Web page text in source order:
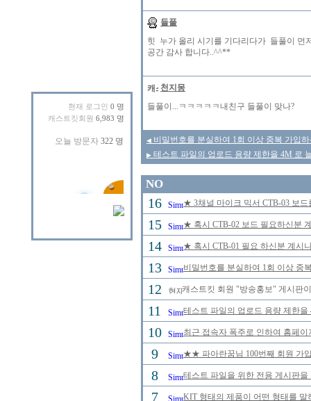
현재 로그인 0 명
캐스트킷회원 6,983 명
들풀
힛 누가 올리 시기를 기다리다가 들풀이 먼
공간 감사 합니다..^^**
천지몽
들풀이...ㅋㅋㅋㅋㅋ내친구 들풀이 맞나?
◀ 비밀번호를 분실하여 1회 이상 중복 가입
▶ 테스트 파일의 업로드 용량 제한을 4M 로
NO
16 ★ 3채널 마이크 믹서 CTB-03 보
15 ★ 혹시 CTB-02 보드 필요하신분
14 ★ 혹시 CTB-01 필요 하신분 계시
13 비밀번호를 분실하여 1회 이상 중
12 캐스트킷 회원 "방송홍보" 게시판
11 테스트 파일의 업로드 용량 제한
10 최근 접속자 폭주로 인하여 홈페
9 ★★ 파아란꿈님 100번째 회원 가
8 테스트 파일을 위한 전용 게시판
7 KIT 형태의 제품이 어떤 형태를